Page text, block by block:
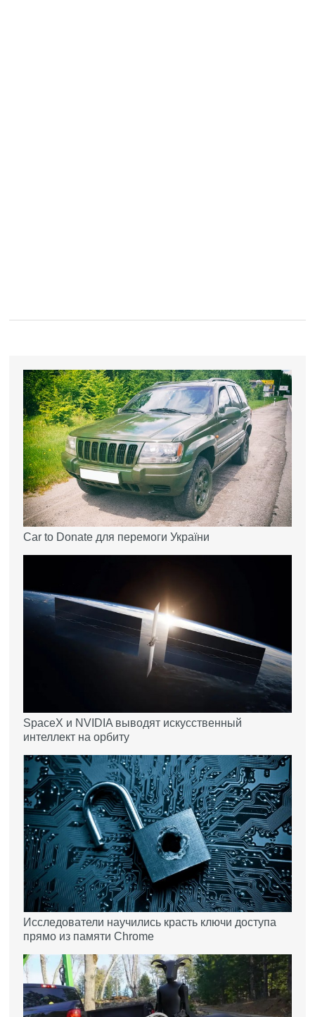
Car to Donate для перемоги України
SpaceX и NVIDIA выводят искусственный
интеллект на орбиту
Исследователи научились красть ключи доступа
прямо из памяти Chrome